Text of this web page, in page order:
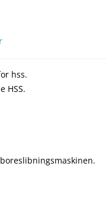
hss.
HSS.